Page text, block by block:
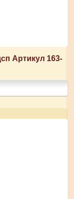
Артикул 163-